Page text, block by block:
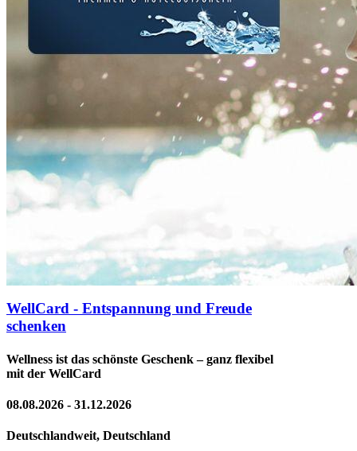
WellCard - Entspannung und Freude
schenken
Wellness ist das schönste Geschenk – ganz flexibel
mit der WellCard
08.08.2026 - 31.12.2026
Deutschlandweit, Deutschland